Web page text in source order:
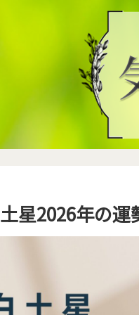
星2026年の運